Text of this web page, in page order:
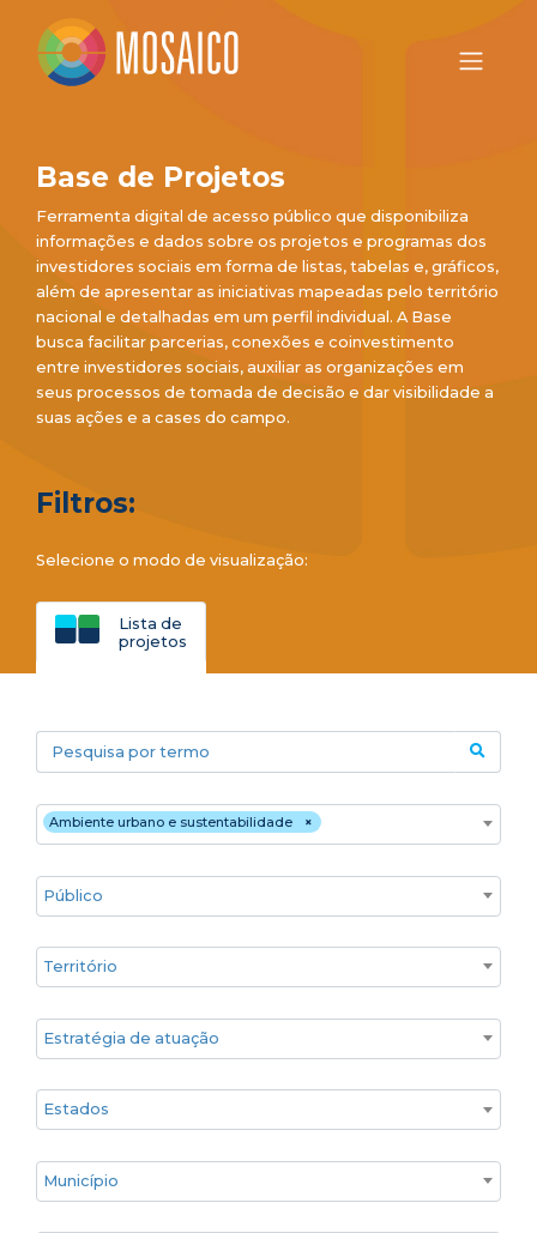
Base de Projetos
Ferramenta digital de acesso público que disponibiliza
informações e dados sobre os projetos e programas dos
investidores sociais em forma de listas, tabelas e, gráficos,
além de apresentar as iniciativas mapeadas pelo território
nacional e detalhadas em um perfil individual. A Base
busca facilitar parcerias, conexões e coinvestimento
entre investidores sociais, auxiliar as organizações em
seus processos de tomada de decisão e dar visibilidade a
suas ações e a cases do campo.
Filtros:
Selecione o modo de visualização:
Lista de
projetos
Pesquisa por termo
Áreas temáticas ×
Ambiente urbano e sustentabilidade
Público
Territórios
Estratégia de atuação
Estado
Cidade